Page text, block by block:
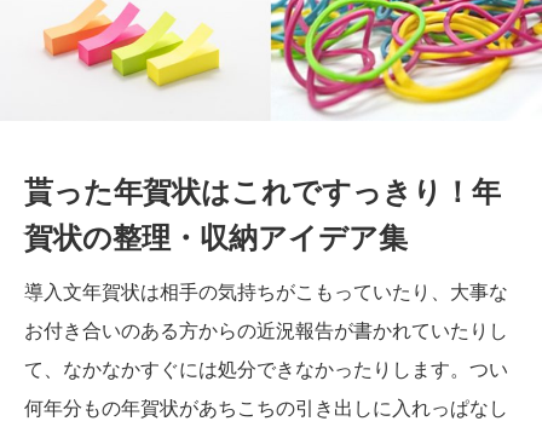
貰った年賀状はこれですっきり！年
賀状の整理・収納アイデア集
導入文年賀状は相手の気持ちがこもっていたり、大事な
お付き合いのある方からの近況報告が書かれていたりし
て、なかなかすぐには処分できなかったりします。つい
何年分もの年賀状があちこちの引き出しに入れっぱなし